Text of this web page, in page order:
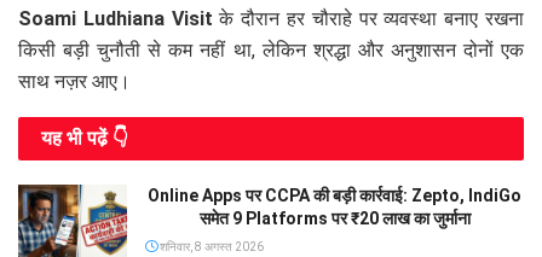
Soami Ludhiana Visit के दौरान हर चौराहे पर व्यवस्था बनाए रखना
किसी बड़ी चुनौती से कम नहीं था, लेकिन श्रद्धा और अनुशासन दोनों एक
साथ नज़र आए।
यह भी पढे़ं 👇
Online Apps पर CCPA की बड़ी कार्रवाई: Zepto, IndiGo
समेत 9 Platforms पर ₹20 लाख का जुर्माना
शनिवार, 8 अगस्त 2026